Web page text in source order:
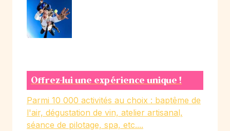
Offrez-lui une expérience unique !
Parmi 10 000 activités au choix : baptême de
l'air, dégustation de vin, atelier artisanal,
séance de pilotage, spa, etc....